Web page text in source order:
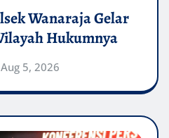
Wanaraja Gelar
Hukumnya
Aug 5, 2026